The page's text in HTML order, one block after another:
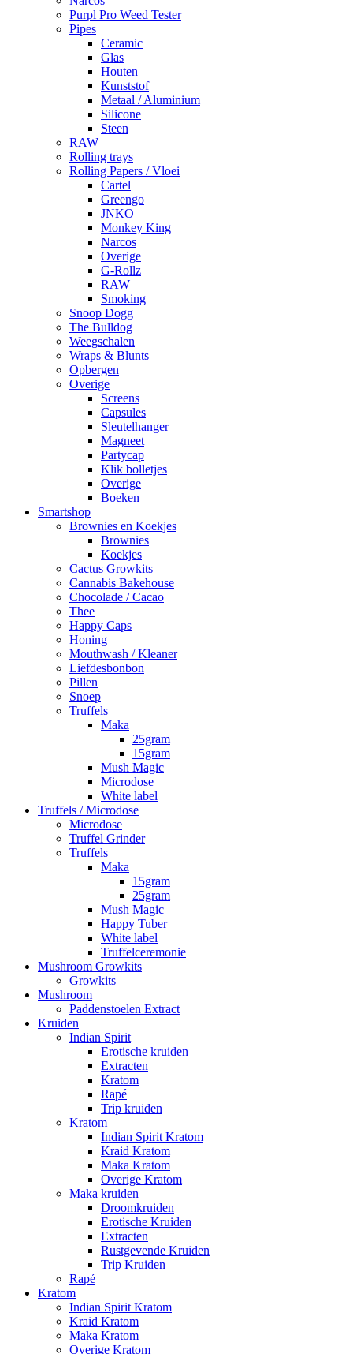
Purpl Pro Weed Tester
Pipes
Ceramic
Glas
Houten
Kunststof
Metaal / Aluminium
Silicone
Steen
RAW
Rolling trays
Rolling Papers / Vloei
Cartel
Greengo
JNKO
Monkey King
Narcos
Overige
G-Rollz
RAW
Smoking
Snoop Dogg
The Bulldog
Weegschalen
Wraps & Blunts
Opbergen
Overige
Screens
Capsules
Sleutelhanger
Magneet
Partycap
Klik bolletjes
Overige
Boeken
Smartshop
Brownies en Koekjes
Brownies
Koekjes
Cactus Growkits
Cannabis Bakehouse
Chocolade / Cacao
Thee
Happy Caps
Honing
Mouthwash / Kleaner
Liefdesbonbon
Pillen
Snoep
Truffels
Maka
25gram
15gram
Mush Magic
Microdose
White label
Truffels / Microdose
Microdose
Truffel Grinder
Truffels
Maka
15gram
25gram
Mush Magic
Happy Tuber
White label
Truffelceremonie
Mushroom Growkits
Growkits
Mushroom
Paddenstoelen Extract
Kruiden
Indian Spirit
Erotische kruiden
Extracten
Kratom
Rapé
Trip kruiden
Kratom
Indian Spirit Kratom
Kraid Kratom
Maka Kratom
Overige Kratom
Maka kruiden
Droomkruiden
Erotische Kruiden
Extracten
Rustgevende Kruiden
Trip Kruiden
Rapé
Kratom
Indian Spirit Kratom
Kraid Kratom
Maka Kratom
Overige Kratom